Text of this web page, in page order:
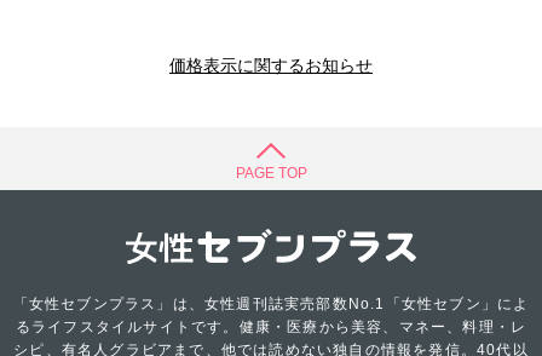
価格表示に関するお知らせ
PAGE TOP
「女性セブンプラス」は、女性週刊誌実売部数No.1「女性セブン」によ
るライフスタイルサイトです。健康・医療から美容、マネー、料理・レ
シピ、有名人グラビアまで、他では読めない独自の情報を発信。40代以